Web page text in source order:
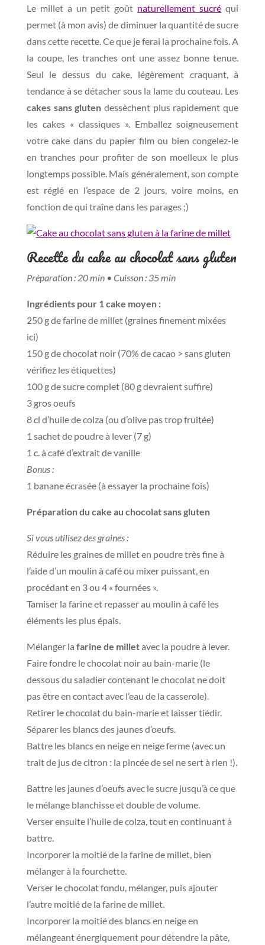
Le millet a un petit goût naturellement sucré qui
permet (à mon avis) de diminuer la quantité de sucre
dans cette recette. Ce que je ferai la prochaine fois. A
la coupe, les tranches ont une assez bonne tenue.
Seul le dessus du cake, légèrement craquant, à
tendance à se détacher sous la lame du couteau. Les
cakes sans gluten dessèchent plus rapidement que
les cakes « classiques ». Emballez soigneusement
votre cake dans du papier film ou bien congelez-le
en tranches pour profiter de son moelleux le plus
longtemps possible. Mais généralement, son compte
est réglé en l’espace de 2 jours, voire moins, en
fonction de qui traîne dans les parages ;)
Recette du cake au chocolat sans gluten
Préparation : 20 min • Cuisson : 35 min
Ingrédients pour 1 cake moyen :
250 g de farine de millet (graines finement mixées
ici)
150 g de chocolat noir (70% de cacao > sans gluten
vérifiez les étiquettes)
100 g de sucre complet (80 g devraient suffire)
3 gros oeufs
8 cl d’huile de colza (ou d’olive pas trop fruitée)
1 sachet de poudre à lever (7 g)
1 c. à café d’extrait de vanille
Bonus :
1 banane écrasée (à essayer la prochaine fois)
Préparation du cake au chocolat sans gluten
Si vous utilisez des graines :
Réduire les graines de millet en poudre très fine à
l’aide d’un moulin à café ou mixer puissant, en
procédant en 3 ou 4 « fournées ».
Tamiser la farine et repasser au moulin à café les
éléments les plus épais.
Mélanger la farine de milletavec la poudre à lever.
Faire fondre le chocolat noir au bain-marie (le
dessous du saladier contenant le chocolat ne doit
pas être en contact avec l’eau de la casserole).
Retirer le chocolat du bain-marie et laisser tiédir.
Séparer les blancs des jaunes d’oeufs.
Battre les blancs en neige en neige ferme (avec un
trait de jus de citron : la pincée de sel ne sert à rien !).
Battre les jaunes d’oeufs avec le sucre jusqu’à ce que
le mélange blanchisse et double de volume.
Verser ensuite l’huile de colza, tout en continuant à
battre.
Incorporer la moitié de la farine de millet, bien
mélanger à la fourchette.
Verser le chocolat fondu, mélanger, puis ajouter
l’autre moitié de la farine de millet.
Incorporer la moitié des blancs en neige en
mélangeant énergiquement pour détendre la pâte,